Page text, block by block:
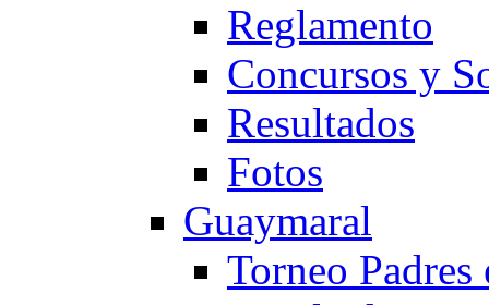
Reglamento
Concursos y
Resultados
Fotos
Guaymaral
Torneo